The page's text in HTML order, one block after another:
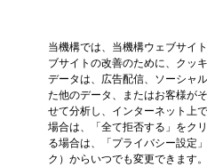
当機構では、当機構ウェブサイ
ブサイトの改善のために、クッ
データは、広告配信、ソーシャ
た他のデータ、またはお客様が
せて分析し、インターネット上
場合は、「全て拒否する」をク
る場合は、「プライバシー設定
ク）からいつでも変更できます。